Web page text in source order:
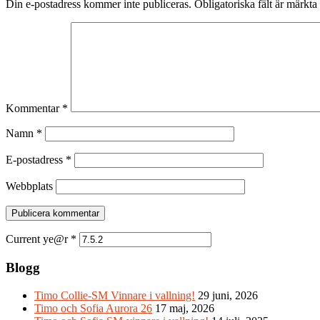
Din e-postadress kommer inte publiceras. Obligatoriska fält är märkta
Kommentar *
Namn *
E-postadress *
Webbplats
Current ye@r *
Blogg
Timo Collie-SM Vinnare i vallning! 29 juni, 2026
Timo och Sofia Aurora 26 17 maj, 2026